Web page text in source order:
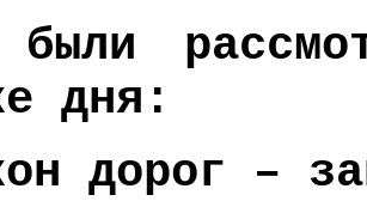
дня:
дорог –